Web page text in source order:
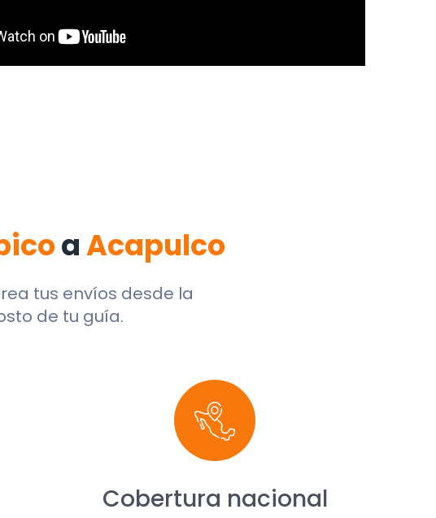
aAcapulco
tus envíos desde la
de tu guía.
Cobertura nacional